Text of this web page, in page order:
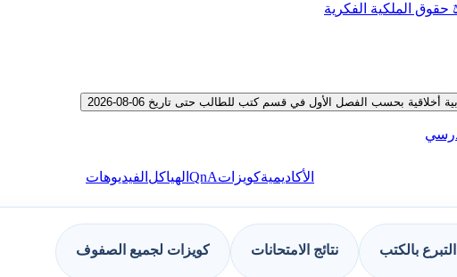
حقوق الملكية الفكرية
بحسب الفصل الأول في قسم كتب للطالب حتى تاريخ 06-08-2026
الأكاديميةكويزاتQnA الهياكل الفيديوهات
بالكتب نتائج الامتحانات كويزات لجميع الصفوف